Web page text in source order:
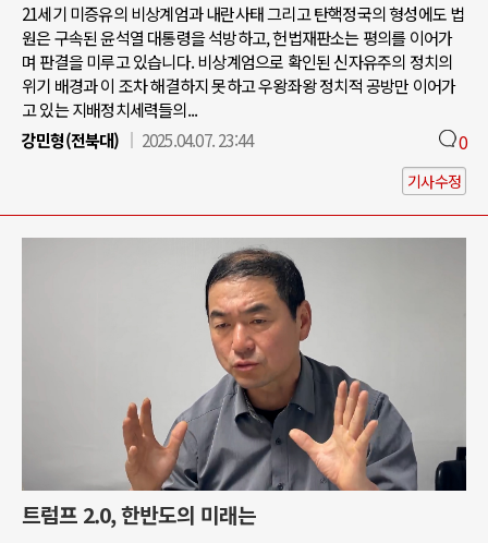
21세기 미증유의 비상계엄과 내란사태 그리고 탄핵정국의 형성에도 법
원은 구속된 윤석열 대통령을 석방하고, 헌법재판소는 평의를 이어가
며 판결을 미루고 있습니다. 비상계엄으로 확인된 신자유주의 정치의
위기 배경과 이 조차 해결하지 못하고 우왕좌왕 정치적 공방만 이어가
고 있는 지배정치세력들의...
강민형(전북대)
2025.04.07. 23:44 0
기사수정
트럼프 2.0, 한반도의 미래는